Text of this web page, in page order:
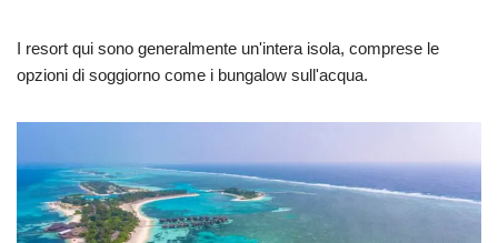
I resort qui sono generalmente un'intera isola, comprese le
opzioni di soggiorno come i bungalow sull'acqua.